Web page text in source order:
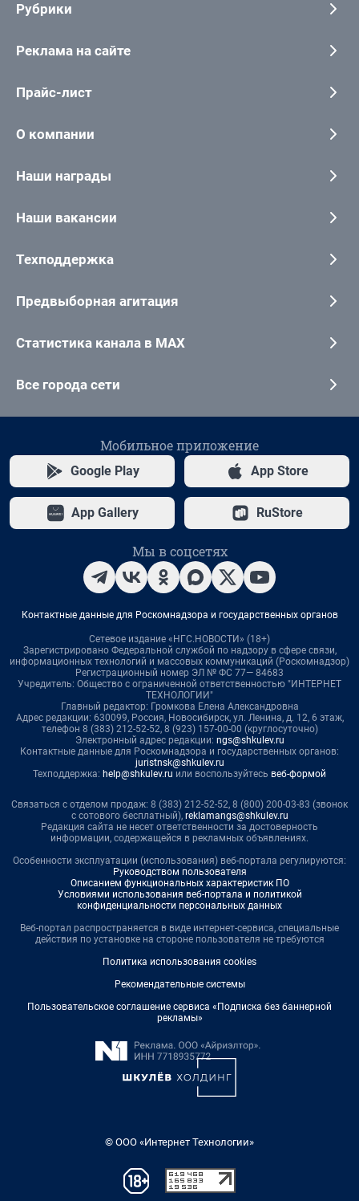
Рубрики
Реклама на сайте
Прайс-лист
О компании
Наши награды
Наши вакансии
Техподдержка
Предвыборная агитация
Статистика канала в MAX
Все города сети
Мобильное приложение
Google Play App Store
App Gallery RuStore
Мы в соцсетях
Контактные данные для Роскомнадзора и государственных органов
Сетевое издание «НГС.НОВОСТИ» (18+)
Зарегистрировано Федеральной службой по надзору в сфере связи,
информационных технологий и массовых коммуникаций (Роскомнадзор)
Регистрационный номер ЭЛ № ФС 77— 84683
Учредитель: Общество с ограниченной ответственностью "ИНТЕРНЕТ
ТЕХНОЛОГИИ"
Главный редактор: Громкова Елена Александровна
Адрес редакции: 630099, Россия, Новосибирск, ул. Ленина, д. 12, 6 этаж,
телефон 8 (383) 212-52-52, 8 (923) 157-00-00 (круглосуточно)
Электронный адрес редакции: ngs@shkulev.ru
Контактные данные для Роскомнадзора и государственных органов:
juristnsk@shkulev.ru
Техподдержка: help@shkulev.ru или воспользуйтесь веб-формой
Связаться с отделом продаж: 8 (383) 212-52-52, 8 (800) 200-03-83 (звонок
с сотового бесплатный), reklamangs@shkulev.ru
Редакция сайта не несет ответственности за достоверность
информации, содержащейся в рекламных объявлениях.
Особенности эксплуатации (использования) веб-портала регулируются:
Руководством пользователя
Описанием функциональных характеристик ПО
Условиями использования веб-портала и политикой
конфиденциальности персональных данных
Веб-портал распространяется в виде интернет-сервиса, специальные
действия по установке на стороне пользователя не требуются
Политика использования cookies
Рекомендательные системы
Пользовательское соглашение сервиса «Подписка без баннерной
рекламы»
© ООО «Интернет Технологии»